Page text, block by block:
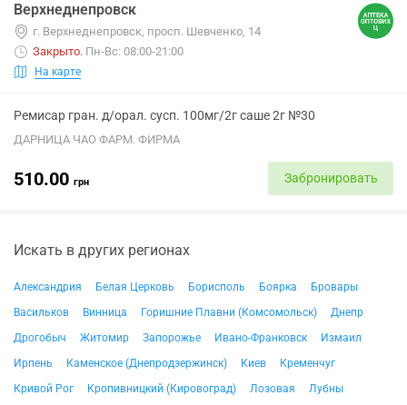
Верхнеднепровск
г. Верхнеднепровск, просп. Шевченко, 14
Закрыто. Пн-Вс: 08:00-21:00
На карте
Ремисар гран. д/орал. сусп. 100мг/2г саше 2г №30
ДАРНИЦА ЧАО ФАРМ. ФИРМА
510.00 грн Забронировать
Искать в других регионах
Александрия Белая Церковь Борисполь Боярка
Бровары
Васильков
Винница Горишние Плавни (Комсомольск)
Днепр
Дрогобыч
Житомир Запорожье Ивано-Франковск
Измаил
Ирпень
Каменское (Днепродзержинск) Киев
Кременчуг
Кривой Рог
Кропивницкий (Кировоград) Лозовая
Лубны